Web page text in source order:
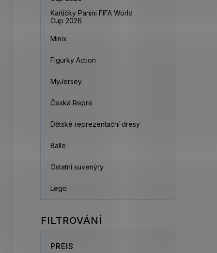
Kartičky Panini FIFA World
Cup 2026
Minix
Figurky Action
MyJersey
Česká Repre
Dětské reprezentační dresy
Bälle
Ostatní suvenýry
Lego
PREIS